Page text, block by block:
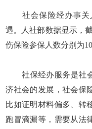
社会保险经办事关
遇。人社部数据显示，
伤保险参保人数分别为
社保经办服务是社会
济社会的发展，社会保
比如证明材料偏多、转
跑冒滴漏等，需要从法